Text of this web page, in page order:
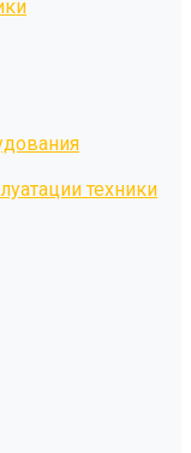
техники